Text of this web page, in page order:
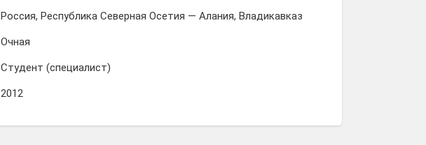
Россия, Республика Северная Осетия — Алания, Владикавказ
Очная
Студент (специалист)
2012